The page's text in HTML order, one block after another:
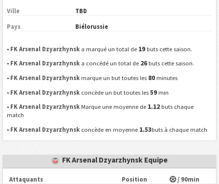
Ville TBD
Pays Biélorussie
• FK Arsenal Dzyarzhynsk a marqué un total de 19 buts cette saison.
• FK Arsenal Dzyarzhynsk a concédé un total de 26 buts cette saison.
• FK Arsenal Dzyarzhynsk marque un but toutes les 80 minutes
• FK Arsenal Dzyarzhynsk concède un but toutes les59 min
• FK Arsenal Dzyarzhynsk Marque une moyenne de 1.12 buts chaque
match
• FK Arsenal Dzyarzhynsk concède en moyenne 1.53buts à chaque match
FK Arsenal Dzyarzhynsk Equipe
Attaquants Position / 90min